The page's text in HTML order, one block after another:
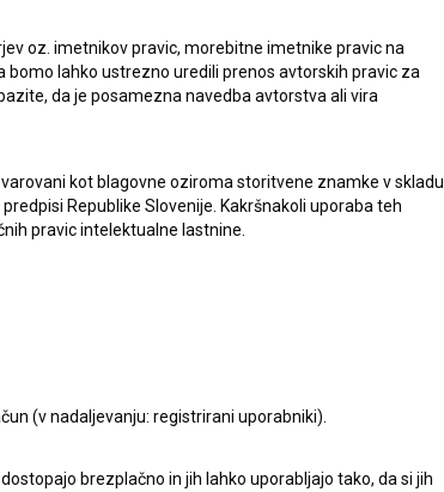
oz. imetnikov pravic, morebitne imetnike pravic na
lahko ustrezno uredili prenos avtorskih pravic za
da je posamezna navedba avtorstva ali vira
kot blagovne oziroma storitvene znamke v skladu
Republike Slovenije. Kakršnakoli uporaba teh
pravic intelektualne lastnine.
(v nadaljevanju: registrirani uporabniki).
brezplačno in jih lahko uporabljajo tako, da si jih